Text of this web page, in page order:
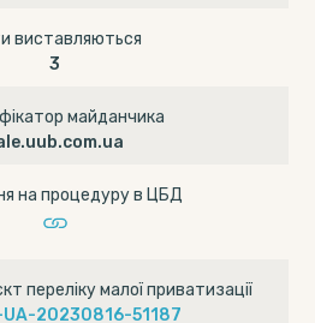
виставляються
3
майданчика
на процедуру в ЦБД
переліку малої приватизації
UA-20230816-51187